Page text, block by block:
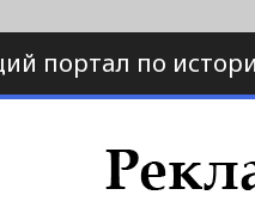
портал по
по истории